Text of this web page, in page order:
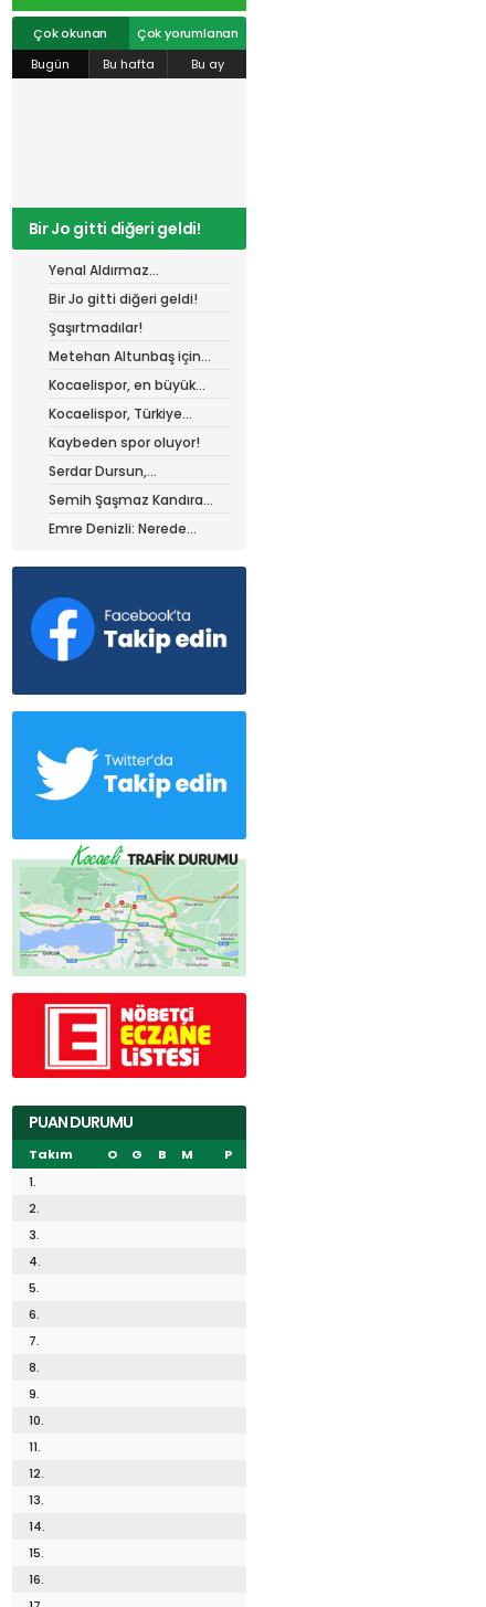
#gökhan
değirmenci
mert cengiz
#engin koyun
gülspor41
#kocaelispor
cengiz
#erdem övüç
#eleke #lua lua
Çok okunan
Çok yorumlanan
Bugün
Bu hafta Bu ay
Bir Jo gitti diğeri geldi!
Yenal Aldırmaz
Kocaelispor’da!
Bir Jo gitti diğeri geldi!
Şaşırtmadılar!
Metehan Altunbaş için
resmi açıklama bekleniyor
Kocaelispor, en büyük
gücü taraftarı ile
buluşuyor!
Kocaelispor, Türkiye
Kupası'ndaki ilk maçını
hangi turda oynayacak?
Kaybeden spor oluyor!
Serdar Dursun,
Kocaelispor’dan 15 dikişlik
iz ile ayrıldı!
Semih Şaşmaz Kandıra
Gençlerbirliği’nde devam
dedi!
Emre Denizli: Nerede
PUAN DURUMU
Takım O G B M
P
1.
2.
3.
4.
5.
6.
7.
8.
9.
10.
11.
12.
13.
14.
15.
16.
info@spor41.com